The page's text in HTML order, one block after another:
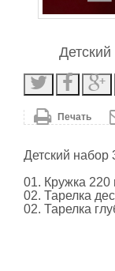
Печать
Детский набор
01. Кружка
02. Тарелка
02. Тарелка